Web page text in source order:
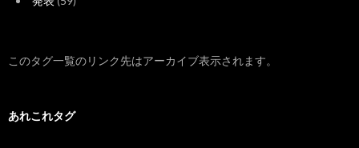
このタグ一覧のリンク先はアーカイブ表示されます。
あれこれタグ